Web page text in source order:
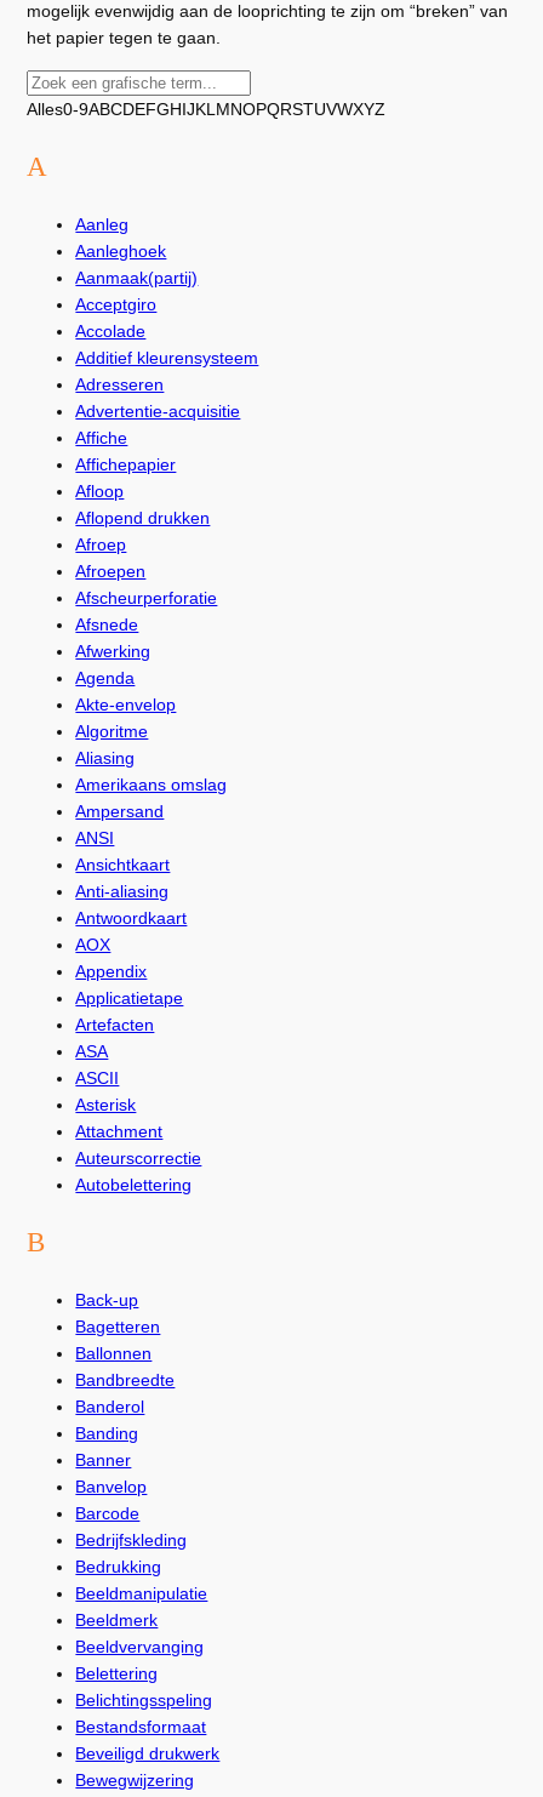
mogelijk evenwijdig aan de looprichting te zijn om “breken” van
het papier tegen te gaan.
Alles0-9ABCDEFGHIJKL MNOPQRSTUVWXYZ
A
Aanleg
Aanleghoek
Aanmaak(partij)
Acceptgiro
Accolade
Additief kleurensysteem
Adresseren
Advertentie-acquisitie
Affiche
Affichepapier
Afloop
Aflopend drukken
Afroep
Afroepen
Afscheurperforatie
Afsnede
Afwerking
Agenda
Akte-envelop
Algoritme
Aliasing
Amerikaans omslag
Ampersand
ANSI
Ansichtkaart
Anti-aliasing
Antwoordkaart
AOX
Appendix
Applicatietape
Artefacten
ASA
ASCII
Asterisk
Attachment
Auteurscorrectie
Autobelettering
B
Back-up
Bagetteren
Ballonnen
Bandbreedte
Banderol
Banding
Banner
Banvelop
Barcode
Bedrijfskleding
Bedrukking
Beeldmanipulatie
Beeldmerk
Beeldvervanging
Belettering
Belichtingsspeling
Bestandsformaat
Beveiligd drukwerk
Bewegwijzering